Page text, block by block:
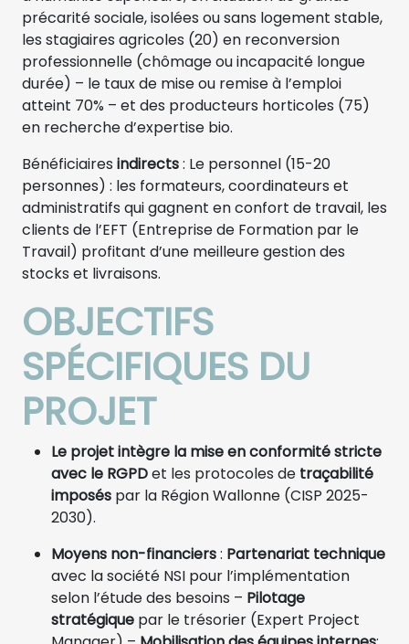
précarité sociale, isolées ou sans logement stable,
les stagiaires agricoles (20) en reconversion
professionnelle (chômage ou incapacité longue
durée) – le taux de mise ou remise à l’emploi
atteint 70% – et des producteurs horticoles (75)
en recherche d’expertise bio.
Bénéficiaires indirects: Le personnel (15-20
personnes) : les formateurs, coordinateurs et
administratifs qui gagnent en confort de travail, les
clients de l’EFT (Entreprise de Formation par le
Travail) profitant d’une meilleure gestion des
stocks et livraisons.
OBJECTIFS
SPÉCIFIQUES DU
PROJET
Le projet intègre la mise en conformité stricte
avec le RGPDet les protocoles de traçabilité
imposés par la Région Wallonne (CISP 2025-
2030).
Moyens non-financiers: Partenariat technique
avec la société NSI pour l’implémentation
selon l’étude des besoins – Pilotage
stratégique par le trésorier (Expert Project